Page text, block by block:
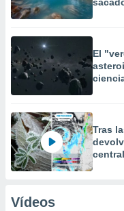
El
Tras
Vídeos